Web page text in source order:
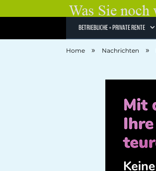
BETRIEBLICHE + PRIVATE RENTE
Home » Nachrichten »